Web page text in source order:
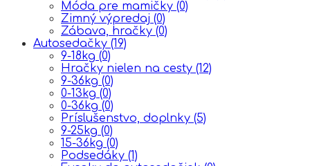
Móda pre mamičky (0)
Zimný výpredaj (0)
Zábava, hračky (0)
Autosedačky (19)
9-18kg (0)
Hračky nielen na cesty (12)
9-36kg (0)
0-13kg (0)
0-36kg (0)
Príslušenstvo, doplnky (5)
9-25kg (0)
15-36kg (0)
Podsedáky (1)